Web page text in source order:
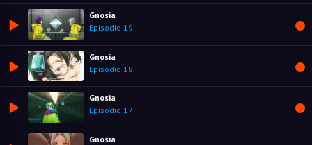
Gnosia
Episodio 19
Gnosia
Episodio 18
Gnosia
Episodio 17
Gnosia